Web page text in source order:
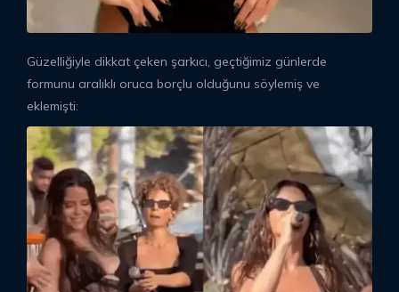
Güzelliğiyle dikkat çeken şarkıcı, geçtiğimiz günlerde
formunu aralıklı oruca borçlu olduğunu söylemiş ve
eklemişti: